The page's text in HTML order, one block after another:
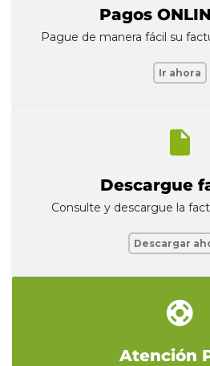
Pagos
Pague de manera fácil su
Ir ahora
Descargue
Consulte y descargue la
Descargar
Atención